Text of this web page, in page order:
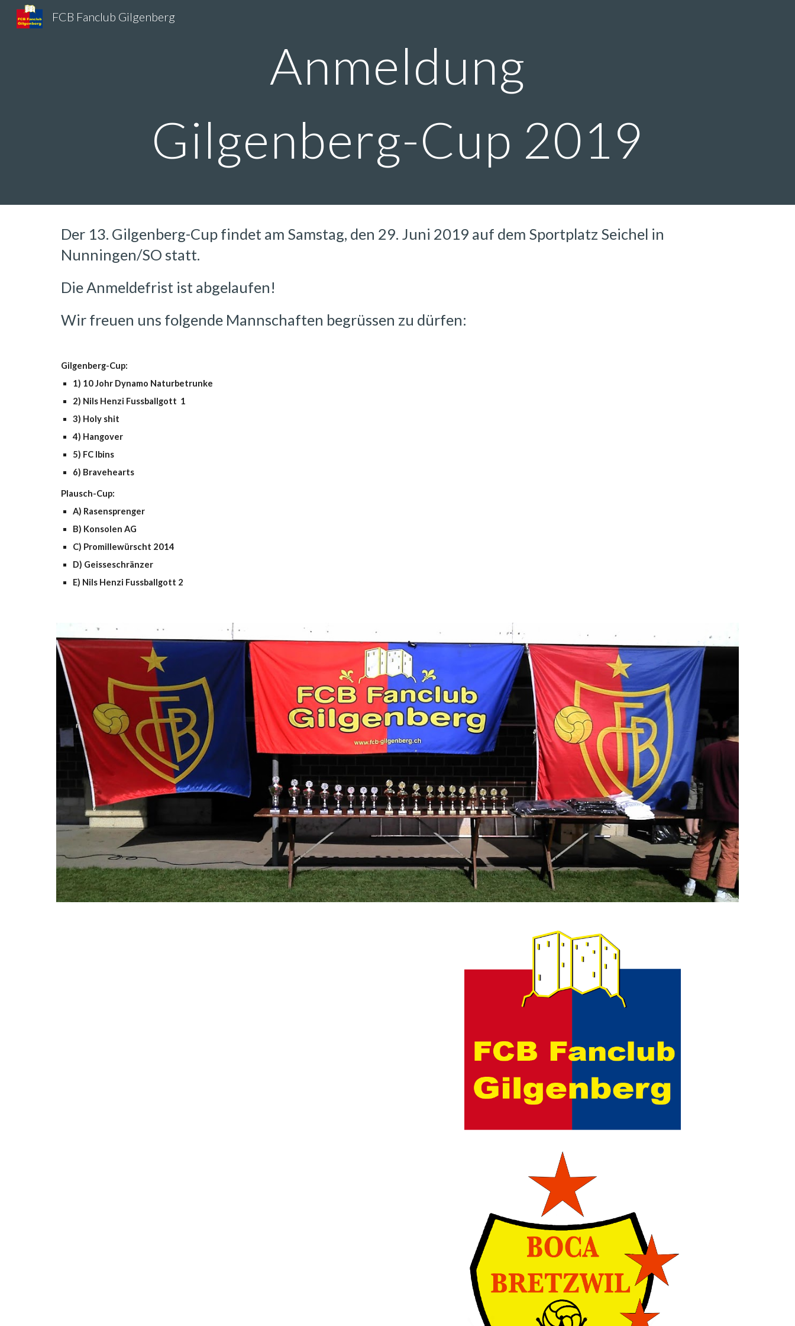
FCB Fanclub Gilgenberg
Anmeldung
Gilgenberg-Cup 2019
Der 13. Gilgenberg-Cup findet am Samstag, den 29. Juni 2019 auf dem Sportplatz Seichel in
Nunningen/SO statt.
Die Anmeldefrist ist abgelaufen!
Wir freuen uns folgende Mannschaften begrüssen zu dürfen:
Gilgenberg-Cup:
1) 10 Johr Dynamo Naturbetrunke
2) Nils Henzi Fussballgott  1
3) Holy shit
4) Hangover
5) FC Ibins
6) Bravehearts
Plausch-Cup:
A) Rasensprenger
B) Konsolen AG
C) Promillewürscht 2014
D) Geisseschränzer
E) Nils Henzi Fussballgott 2